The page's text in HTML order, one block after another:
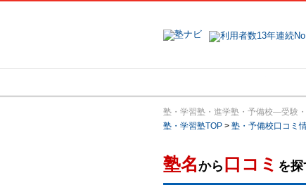
塾・学習塾・進学塾・予備校―受験
塾・学習塾TOP > 塾・予備校口コミ
塾名から 口コミ を探